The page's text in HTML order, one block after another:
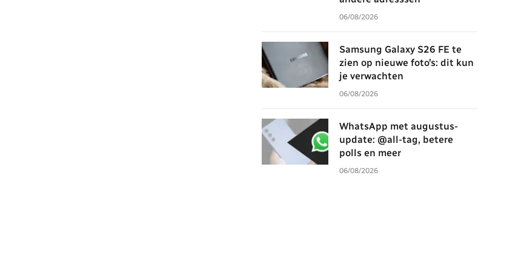
06/08/2026
Samsung Galaxy S26 FE te
zien op nieuwe foto’s: dit kun
je verwachten
06/08/2026
WhatsApp met augustus-
update: @all-tag, betere
polls en meer
06/08/2026